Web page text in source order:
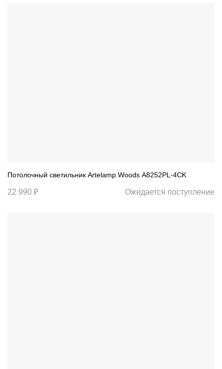
Потолочный светильник Artelamp Woods A8252PL-4CK
22 990 ₽ Ожидается поступление